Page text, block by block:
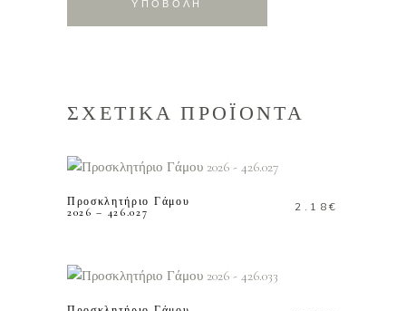
ΣΧΕΤΙΚΑ ΠΡΟΪΟΝΤΑ
Προσκλητήριο Γάμου
2026 – 426.027
2.18€